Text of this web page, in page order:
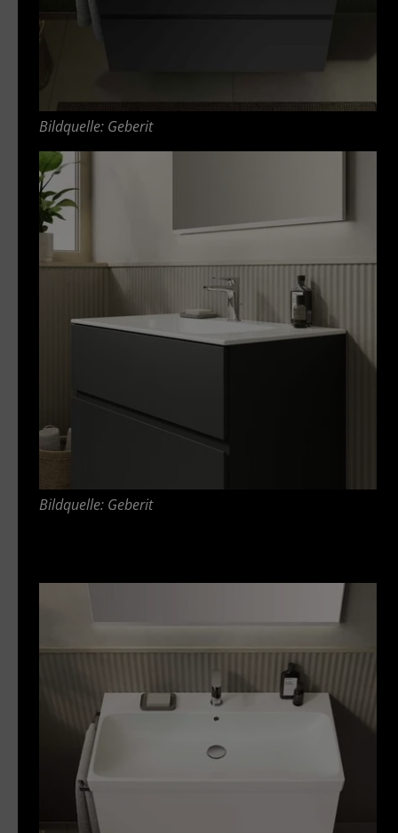
Bildquelle: Geberit
Bildquelle: Geberit